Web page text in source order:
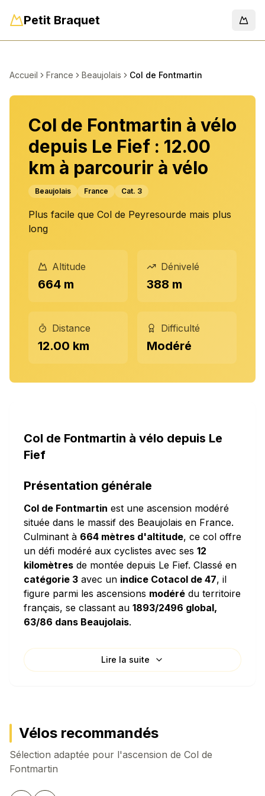
Petit Braquet
Accueil France Beaujolais Col de Fontmartin
Col de Fontmartin à vélo
depuis Le Fief : 12.00
km à parcourir à vélo
Beaujolais France Cat. 3
Plus facile que Col de Peyresourde mais plus
long
Altitude
664 m
Dénivelé
388 m
Distance
12.00 km
Difficulté
Modéré
Col de Fontmartin à vélo depuis Le
Fief
Présentation générale
Col de Fontmartin est une ascension modéré
située dans le massif des Beaujolais en France.
Culminant à 664 mètres d'altitude, ce col offre
un défi modéré aux cyclistes avec ses 12
kilomètres de montée depuis Le Fief. Classé en
catégorie 3 avec un indice Cotacol de 47, il
figure parmi les ascensions modéré du territoire
français, se classant au 1893/2496 global,
63/86 dans Beaujolais.
Caractéristiques techniques
L'ascension de Col de Fontmartin se distingue
que vous grimperez l'équivalent d'un immeuble
de 11 étages pour chaque kilomètre parcouru
horizontalement. Le col présente des passages
plus pentus avec une
Lire la suite
Vélos recommandés
Sélection adaptée pour l'ascension de Col de
Fontmartin